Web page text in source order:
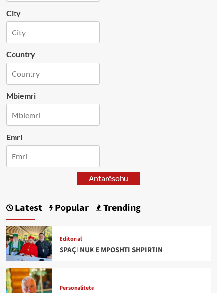
City
Country
Mbiemri
Emri
Antarësohu
Latest Popular Trending
Editorial
SPAÇI NUK E MPOSHTI SHPIRTIN
Personalitete